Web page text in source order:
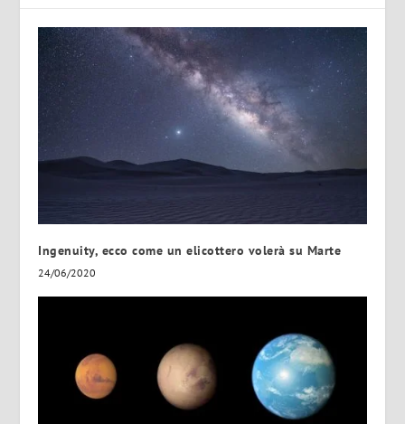
Ingenuity, ecco come un elicottero volerà su Marte
24/06/2020